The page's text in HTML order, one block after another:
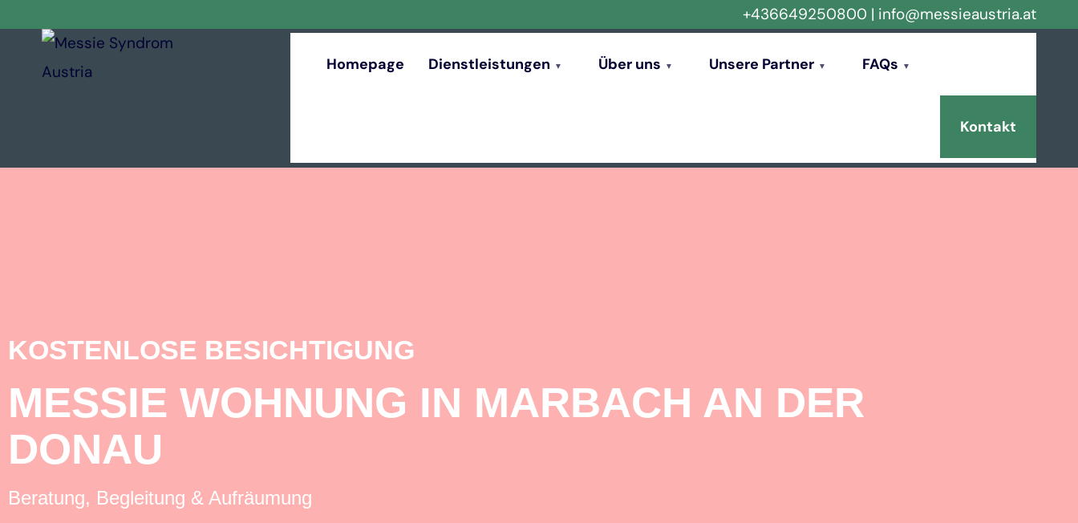
+436649250800 | info@messieaustria.at
Homepage Dienstleistungen Über uns Unsere Partner FAQs
Kontakt
KOSTENLOSE BESICHTIGUNG
MESSIE WOHNUNG IN MARBACH AN DER
DONAU
Beratung, Begleitung & Aufräumung